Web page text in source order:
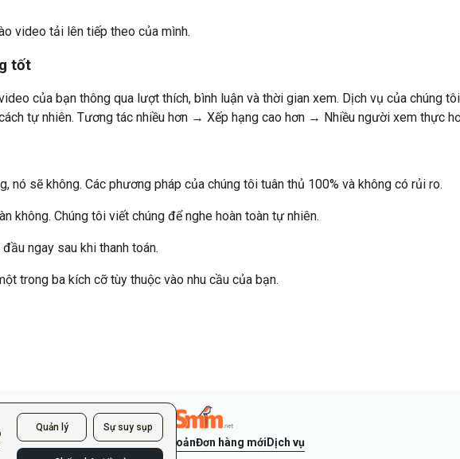
Quản lý Sự suy sụp
video tải lên tiếp theo của mình.
tốt
của bạn thông qua lượt thích, bình luận và thời gian xem. Dịch vụ của chúng
tự nhiên. Tương tác nhiều hơn → Xếp hạng cao hơn → Nhiều người xem thực
nó sẽ không. Các phương pháp của chúng tôi tuân thủ 100% và không có rủi ro.
không. Chúng tôi viết chúng để nghe hoàn toàn tự nhiên.
ngay sau khi thanh toán.
trong ba kích cỡ tùy thuộc vào nhu cầu của bạn.
Đăng nhậpTạo tài khoảnĐơn hàng mới Dịch vụ